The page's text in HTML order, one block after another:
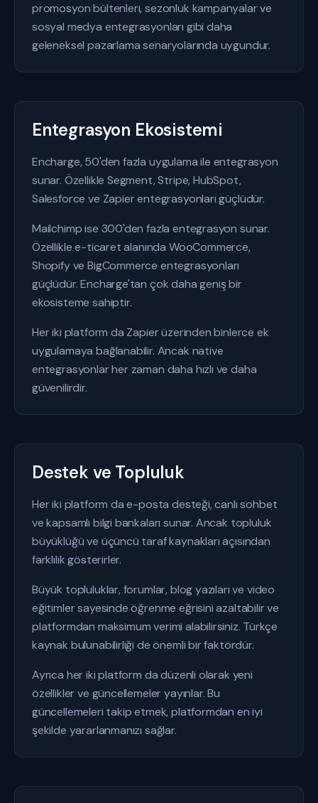
promosyon bültenleri, sezonluk kampanyalar ve
sosyal medya entegrasyonları gibi daha
geleneksel pazarlama senaryolarında uygundur.
Entegrasyon Ekosistemi
Encharge, 50'den fazla uygulama ile entegrasyon
sunar. Özellikle Segment, Stripe, HubSpot,
Salesforce ve Zapier entegrasyonları güçlüdür.
Mailchimp ise 300'den fazla entegrasyon sunar.
Özellikle e-ticaret alanında WooCommerce,
Shopify ve BigCommerce entegrasyonları
güçlüdür. Encharge'tan çok daha geniş bir
ekosisteme sahiptir.
Her iki platform da Zapier üzerinden binlerce ek
uygulamaya bağlanabilir. Ancak native
entegrasyonlar her zaman daha hızlı ve daha
güvenilirdir.
Destek ve Topluluk
Her iki platform da e-posta desteği, canlı sohbet
ve kapsamlı bilgi bankaları sunar. Ancak topluluk
büyüklüğü ve üçüncü taraf kaynakları açısından
farklılık gösterirler.
Büyük topluluklar, forumlar, blog yazıları ve video
eğitimler sayesinde öğrenme eğrisini azaltabilir ve
platformdan maksimum verimi alabilirsiniz. Türkçe
kaynak bulunabilirliği de önemli bir faktördür.
Ayrıca her iki platform da düzenli olarak yeni
özellikler ve güncellemeler yayınlar. Bu
güncellemeleri takip etmek, platformdan en iyi
şekilde yararlanmanızı sağlar.